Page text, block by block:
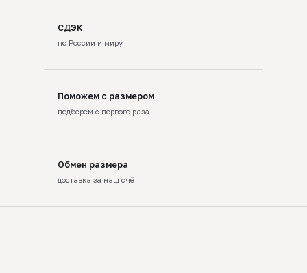
СДЭК
по России и миру
Поможем с размером
подберём с первого раза
Обмен размера
доставка за наш счёт